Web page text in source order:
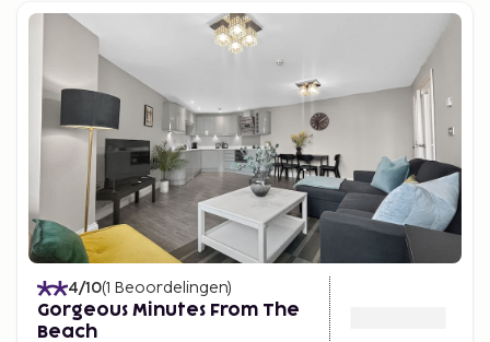
4/10(1 Beoordelingen)
Gorgeous Minutes From The
Beach